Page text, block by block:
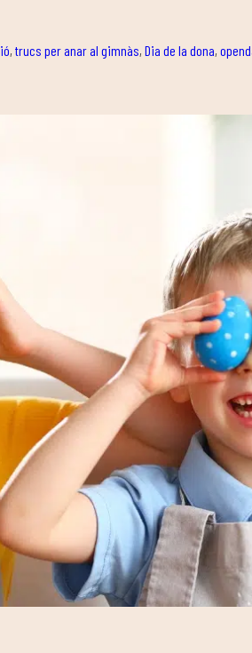
, trucs per anar al gimnàs, Dia de la dona,